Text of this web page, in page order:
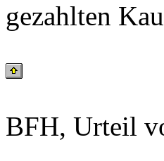
gezahlten
BFH, Urteil